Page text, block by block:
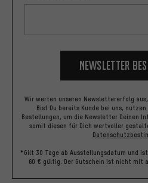
Newsletter
Wir werten unseren Newslettererfolg
Bist Du bereits Kunde bei uns,
Bestellungen, um die Newsletter Deinen
somit diesen für Dich wertvoller
*Gilt 30 Tage ab Ausstellungsdatum und
60 € gültig. Der Gutschein ist nicht mit